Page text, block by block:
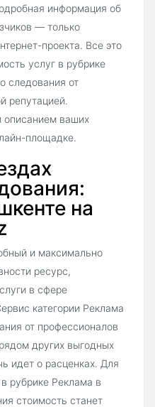
информация об
— только
проекта. Все это
услуг в рубрике
следования от
репутацией.
описанием ваших
площадке.
на
и максимально
ресурс,
в сфере
категории Реклама
от профессионалов
других выгодных
идет о расценках. Для
рубрике Реклама в
стоимость станет